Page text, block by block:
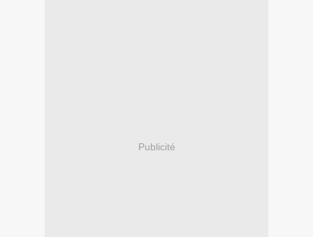
Publicité